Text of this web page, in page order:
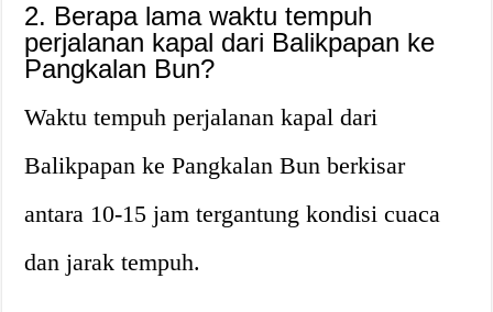
2. Berapa lama waktu tempuh
perjalanan kapal dari Balikpapan ke
Pangkalan Bun?
Waktu tempuh perjalanan kapal dari
Balikpapan ke Pangkalan Bun berkisar
antara 10-15 jam tergantung kondisi cuaca
dan jarak tempuh.